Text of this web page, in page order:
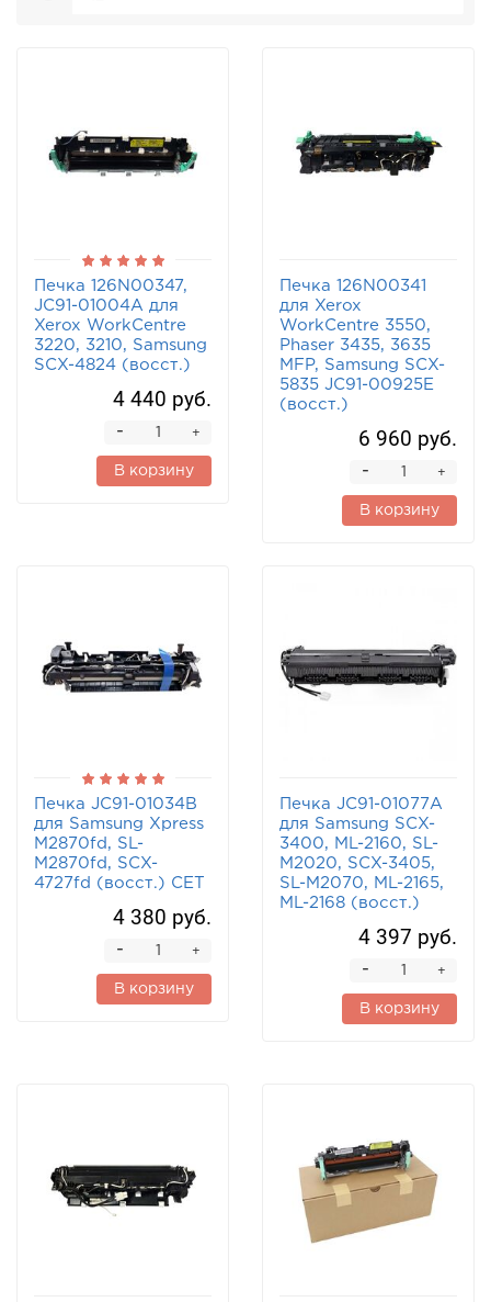
Печка 126N00347,
JC91-01004A для
Xerox WorkCentre
3220, 3210, Samsung
SCX-4824 (восст.)
4 440 руб.
+
-
В корзину
Печка 126N00341
для Xerox
WorkCentre 3550,
Phaser 3435, 3635
MFP, Samsung SCX-
5835 JC91-00925E
(восст.)
6 960 руб.
+
-
В корзину
Печка JC91-01034B
для Samsung Xpress
M2870fd, SL-
M2870fd, SCX-
4727fd (восст.) CET
4 380 руб.
+
-
В корзину
Печка JC91-01077A
для Samsung SCX-
3400, ML-2160, SL-
M2020, SCX-3405,
SL-M2070, ML-2165,
ML-2168 (восст.)
4 397 руб.
+
-
В корзину